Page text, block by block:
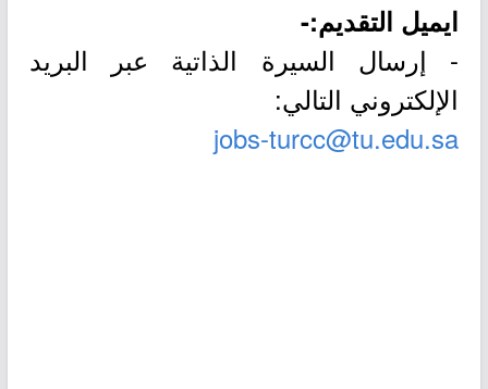
ايميل التقديم:-
- إرسال السيرة الذاتية عبر البريد
الإلكتروني التالي:
jobs-turcc@tu.edu.sa